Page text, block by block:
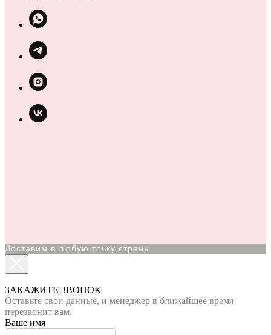
Доставим в любую точку страны
Вы на сайте Московского филиала
-5% на первый заказ (товар на скидках не участвует в
акции)
ЗАКАЖИТЕ ЗВОНОК
Оставьте свои данные, и менеджер в ближайшее время
перезвонит вам.
Ваше имя